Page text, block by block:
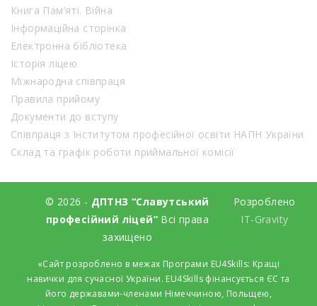
Книга Пам’яті. Війна
Інформаційна сторінка
Електронна бібліотека
Історія ліцею
Міжнародна співпраця
Правила прийому
Документи до вступу
Співпраця з Інститутом професійної освіти НАПН України
Склад та графік роботи приймальної комісії
© 2026 - ДПТНЗ “Славутський
професійний ліцей”Всі права
захищено
Розроблено
IT-Gravity
«Сайт розроблено в межах Програми EU4Skills: Кращі
навички для сучасної України. EU4Skills фінансується ЄС та
його державами-членами Німеччиною, Польщею,